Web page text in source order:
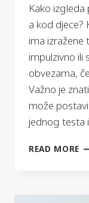
Kako
a kod djece?
ima izražene
impulzivno ili
obvezama,
Važno je
može
jednog testa
READ MORE
A